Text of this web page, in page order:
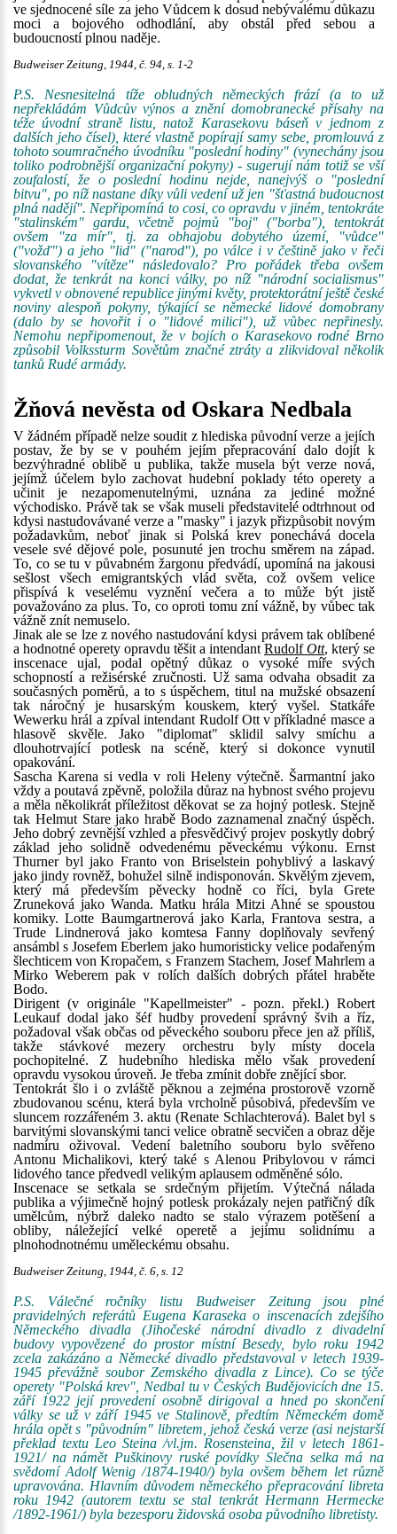
ve sjednocené síle za jeho Vůdcem k dosud nebývalému důkazu
moci a bojového odhodlání, aby obstál před sebou a
budoucností plnou naděje.
Budweiser Zeitung, 1944, č. 94, s. 1-2
P.S. Nesnesitelná tíže obludných německých frází (a to už
nepřekládám Vůdcův výnos a znění domobranecké přísahy na
téže úvodní straně listu, natož Karasekovu báseň v jednom z
dalších jeho čísel), které vlastně popírají samy sebe, promlouvá z
tohoto soumračného úvodníku "poslední hodiny" (vynechány jsou
toliko podrobnější organizační pokyny) - sugerují nám totiž se vší
zoufalostí, že o poslední hodinu nejde, nanejvýš o "poslední
bitvu", po níž nastane díky vůli vedení už jen "šťastná budoucnost
plná nadějí". Nepřipomíná to cosi, co opravdu v jiném, tentokráte
"stalinském" gardu, včetně pojmů "boj" ("borba"), tentokrát
ovšem "za mír", tj. za obhajobu dobytého území, "vůdce"
("vožď") a jeho "lid" ("narod"), po válce i v češtině jako v řeči
slovanského "vítěze" následovalo? Pro pořádek třeba ovšem
dodat, že tenkrát na konci války, po níž "národní socialismus"
vykvetl v obnovené republice jinými květy, protektorátní ještě české
noviny alespoň pokyny, týkající se německé lidové domobrany
(dalo by se hovořit i o "lidové milici"), už vůbec nepřinesly.
Nemohu nepřipomenout, že v bojích o Karasekovo rodné Brno
způsobil Volkssturm Sovětům značné ztráty a zlikvidoval několik
tanků Rudé armády.
Žňová nevěsta od Oskara Nedbala
V žádném případě nelze soudit z hlediska původní verze a jejích
postav, že by se v pouhém jejím přepracování dalo dojít k
bezvýhradné oblibě u publika, takže musela být verze nová,
jejímž účelem bylo zachovat hudební poklady této operety a
učinit je nezapomenutelnými, uznána za jediné možné
východisko. Právě tak se však museli představitelé odtrhnout od
kdysi nastudovávané verze a "masky" i jazyk přizpůsobit novým
požadavkům, neboť jinak si Polská krev ponechává docela
vesele své dějové pole, posunuté jen trochu směrem na západ.
To, co se tu v půvabném žargonu předvádí, upomíná na jakousi
sešlost všech emigrantských vlád světa, což ovšem velice
přispívá k veselému vyznění večera a to může být jistě
považováno za plus. To, co oproti tomu zní vážně, by vůbec tak
vážně znít nemuselo.
Jinak ale se lze z nového nastudování kdysi právem tak oblíbené
a hodnotné operety opravdu těšit a intendant RudolfOtt, který se
inscenace ujal, podal opětný důkaz o vysoké míře svých
schopností a režisérské zručnosti. Už sama odvaha obsadit za
současných poměrů, a to s úspěchem, titul na mužské obsazení
tak náročný je husarským kouskem, který vyšel. Statkáře
Wewerku hrál a zpíval intendant Rudolf Ott v příkladné masce a
hlasově skvěle. Jako "diplomat" sklidil salvy smíchu a
dlouhotrvající potlesk na scéně, který si dokonce vynutil
opakování.
Sascha Karena si vedla v roli Heleny výtečně. Šarmantní jako
vždy a poutavá zpěvně, položila důraz na hybnost svého projevu
a měla několikrát příležitost děkovat se za hojný potlesk. Stejně
tak Helmut Stare jako hrabě Bodo zaznamenal značný úspěch.
Jeho dobrý zevnější vzhled a přesvědčivý projev poskytly dobrý
základ jeho solidně odvedenému pěveckému výkonu. Ernst
Thurner byl jako Franto von Briselstein pohyblivý a laskavý
jako jindy rovněž, bohužel silně indisponován. Skvělým zjevem,
který má především pěvecky hodně co říci, byla Grete
Zruneková jako Wanda. Matku hrála Mitzi Ahné se spoustou
komiky. Lotte Baumgartnerová jako Karla, Frantova sestra, a
Trude Lindnerová jako komtesa Fanny doplňovaly sevřený
ansámbl s Josefem Eberlem jako humoristicky velice podařeným
šlechticem von Kropačem, s Franzem Stachem, Josef Mahrlem a
Mirko Weberem pak v rolích dalších dobrých přátel hraběte
Bodo.
Dirigent (v originále "Kapellmeister" - pozn. překl.) Robert
Leukauf dodal jako šéf hudby provedení správný švih a říz,
požadoval však občas od pěveckého souboru přece jen až příliš,
takže stávkové mezery orchestru byly místy docela
pochopitelné. Z hudebního hlediska mělo však provedení
opravdu vysokou úroveň. Je třeba zmínit dobře znějící sbor.
Tentokrát šlo i o zvláště pěknou a zejména prostorově vzorně
zbudovanou scénu, která byla vrcholně působivá, především ve
sluncem rozzářeném 3. aktu (Renate Schlachterová). Balet byl s
barvitými slovanskými tanci velice obratně secvičen a obraz děje
nadmíru oživoval. Vedení baletního souboru bylo svěřeno
Antonu Michalikovi, který také s Alenou Pribylovou v rámci
lidového tance předvedl velikým aplausem odměněné sólo.
Inscenace se setkala se srdečným přijetím. Výtečná nálada
publika a výjimečně hojný potlesk prokázaly nejen patřičný dík
umělcům, nýbrž daleko nadto se stalo výrazem potěšení a
obliby, náležející velké operetě a jejímu solidnímu a
plnohodnotnému uměleckému obsahu.
Budweiser Zeitung, 1944, č. 6, s. 12
P.S. Válečné ročníky listu Budweiser Zeitung jsou plné
pravidelných referátů Eugena Karaseka o inscenacích zdejšího
Německého divadla (Jihočeské národní divadlo z divadelní
budovy vypovězené do prostor místní Besedy, bylo roku 1942
zcela zakázáno a Německé divadlo představoval v letech 1939-
1945 převážně soubor Zemského divadla z Lince). Co se týče
operety "Polská krev", Nedbal tu v Českých Budějovicích dne 15.
září 1922 její provedení osobně dirigoval a hned po skončení
války se už v září 1945 ve Stalinově, předtím Německém domě
hrála opět s "původním" libretem, jehož česká verze (asi nejstarší
překlad textu Leo Steina /vl.jm. Rosensteina, žil v letech 1861-
1921/ na námět Puškinovy ruské povídky Slečna selka má na
svědomí Adolf Wenig /1874-1940/) byla ovšem během let různě
upravována. Hlavním důvodem německého přepracování libreta
roku 1942 (autorem textu se stal tenkrát Hermann Hermecke
/1892-1961/) byla bezesporu židovská osoba původního libretisty.